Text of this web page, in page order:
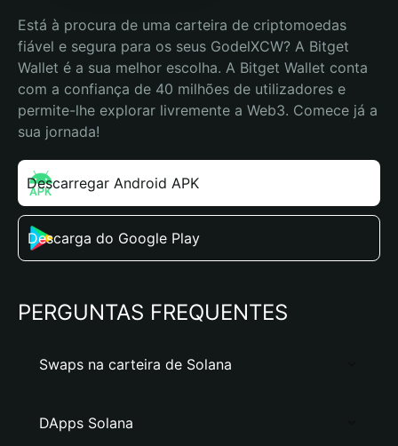
Está à procura de uma carteira de criptomoedas
fiável e segura para os seus GodelXCW? A Bitget
Wallet é a sua melhor escolha. A Bitget Wallet conta
com a confiança de 40 milhões de utilizadores e
permite-lhe explorar livremente a Web3. Comece já a
sua jornada!
Descarregar Android APK
Descarga do Google Play
PERGUNTAS FREQUENTES
Swaps na carteira de Solana
DApps Solana